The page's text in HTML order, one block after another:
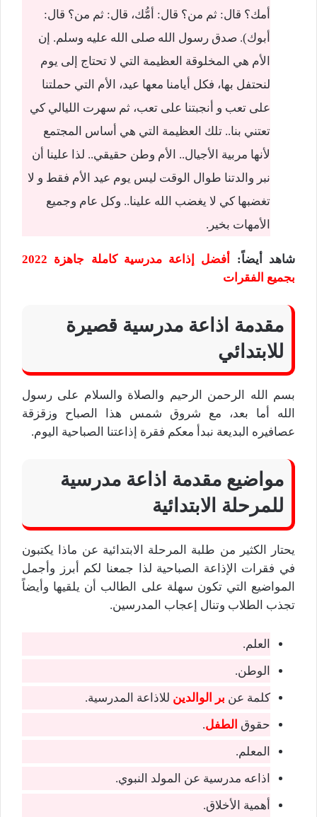
أمك؟ قال: ثم من؟ قال: أمُّك، قال: ثم من؟ قال:
أبوك). صدق رسول الله صلى الله عليه وسلم. إن
الأم هي المخلوقة العظيمة التي لا تحتاج إلى يوم
لنحتفل بها، فكل أيامنا معها عيد، الأم التي حملتنا
على تعب و أنجبتنا على تعب، ثم سهرت الليالي كي
تعتني بنا.. تلك العظيمة التي هي أساس المجتمع
لأنها مربية الأجيال.. الأم وطن حقيقي.. لذا علينا أن
نبر والدتنا طوال الوقت ليس يوم عيد الأم فقط و لا
تغضبها كي لا يغضب الله علينا.. وكل عام وجميع
الأمهات بخير.
شاهد أيضاً:
أفضل إذاعة مدرسية كاملة جاهزة 2022
بجميع الفقرات
مقدمة اذاعة مدرسية قصيرة
للابتدائي
بسم الله الرحمن الرحيم والصلاة والسلام على رسول
الله أما بعد، مع شروق شمس هذا الصباح وزقزقة
عصافيره البديعة نبدأ معكم فقرة إذاعتنا الصباحية اليوم.
مواضيع مقدمة اذاعة مدرسية
للمرحلة الابتدائية
يحتار الكثير من طلبة المرحلة الابتدائية عن ماذا يكتبون
في فقرات الإذاعة الصباحية لذا جمعنا لكم أبرز وأجمل
المواضيع التي تكون سهلة على الطالب أن يلقيها وأيضاً
تجذب الطلاب وتنال إعجاب المدرسين.
العلم.
الوطن.
كلمة عن بر الوالدين للاذاعة المدرسية.
حقوق الطفل.
المعلم.
اذاعه مدرسية عن المولد النبوي.
أهمية الأخلاق.